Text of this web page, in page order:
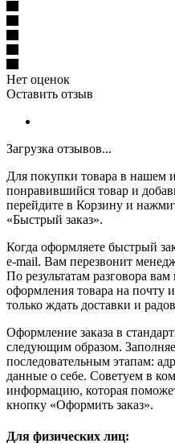
Нет оценок
Оставить отзыв
Загрузка отзывов...
Для покупки товара в нашем
понравившийся товар и
перейдите в Корзину и
«Быстрый заказ».
Когда оформляете быстрый
e-mail. Вам перезвонит
По результатам разговора
оформления товара на почту
только ждать доставки и
Оформление заказа в
следующим образом.
последовательным этапам:
данные о себе. Советуем в
информацию, которая
кнопку «Оформить заказ».
Для физических лиц: